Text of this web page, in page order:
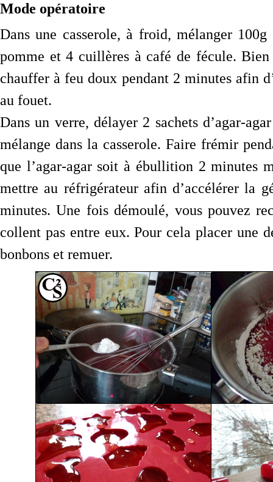
Mode opératoire
Dans une casserole, à froid, mélanger
pomme et 4 cuillères à café de fécule.
chauffer à feu doux pendant 2 minutes afin
au fouet.
Dans un verre, délayer 2 sachets d’agar-
mélange dans la casserole. Faire frémir
que l’agar-agar soit à ébullition 2 minutes
mettre au réfrigérateur afin d’accélérer la
minutes. Une fois démoulé, vous pouvez
collent pas entre eux. Pour cela placer une
bonbons et remuer.